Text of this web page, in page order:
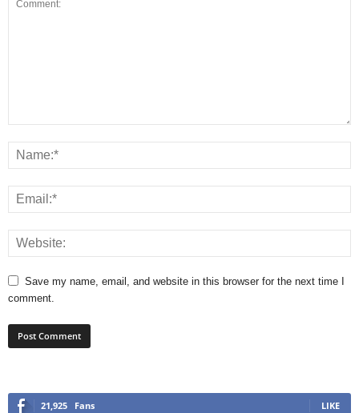
Save my name, email, and website in this browser for the next time I
comment.
21,925 Fans LIKE